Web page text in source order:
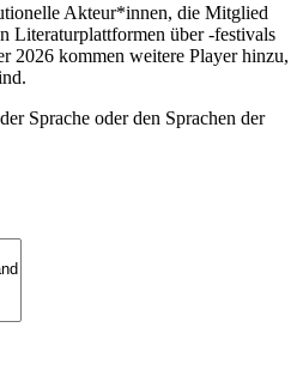
Akteur*innen, die Mitglied
Literaturplattformen über -festivals
2026 kommen weitere Player hinzu,
Sprache oder den Sprachen der